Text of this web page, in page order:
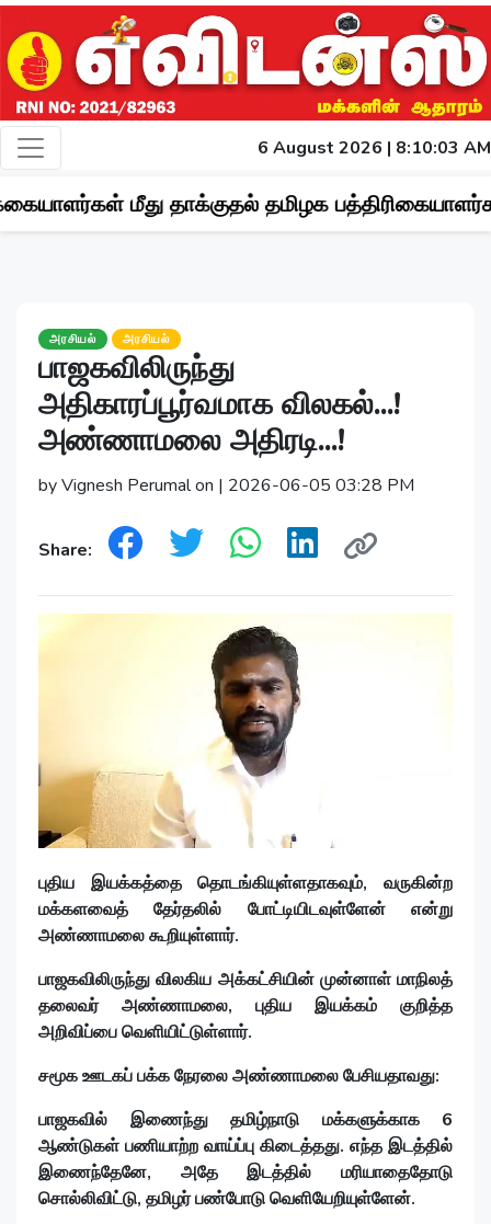
6 August 2026 | 8:10:04 AM
தாக்குதல் தமிழக பத்திரிகையாளர்கள் சங்கம்
அரசியல் அரசியல்
பாஜகவிலிருந்து
அதிகாரப்பூர்வமாக விலகல்...!
அண்ணாமலை அதிரடி...!
by Vignesh Perumal on | 2026-06-05 03:28 PM
Share:
புதிய இயக்கத்தை தொடங்கியுள்ளதாகவும், வருகின்ற
மக்களவைத் தேர்தலில் போட்டியிடவுள்ளேன் என்று
அண்ணாமலை கூறியுள்ளார்.
பாஜகவிலிருந்து விலகிய அக்கட்சியின் முன்னாள் மாநிலத்
தலைவர் அண்ணாமலை, புதிய இயக்கம் குறித்த
அறிவிப்பை வெளியிட்டுள்ளார்.
சமூக ஊடகப் பக்க நேரலை அண்ணாமலை பேசியதாவது:
பாஜகவில் இணைந்து தமிழ்நாடு மக்களுக்காக 6
ஆண்டுகள் பணியாற்ற வாய்ப்பு கிடைத்தது. எந்த இடத்தில்
இணைந்தேனே, அதே இடத்தில் மரியாதைதோடு
சொல்லிவிட்டு, தமிழர் பண்போடு வெளியேறியுள்ளேன்.